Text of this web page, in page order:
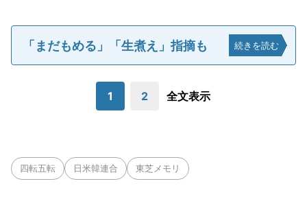
「まだもめる」「生煮え」指摘も 続きを読む
1 2 全文表示
四転五転 日米韓連合 東芝メモリ